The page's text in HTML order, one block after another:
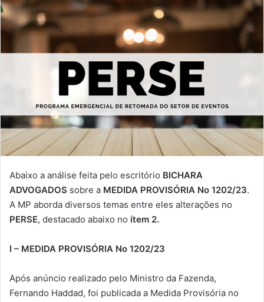
Abaixo a análise feita pelo escritório BICHARA
ADVOGADOS sobre a MEDIDA PROVISÓRIA No 1202/23.
A MP aborda diversos temas entre eles alterações no
PERSE, destacado abaixo no ítem 2.
I – MEDIDA PROVISÓRIA No 1202/23
Após anúncio realizado pelo Ministro da Fazenda,
Fernando Haddad, foi publicada a Medida Provisória no